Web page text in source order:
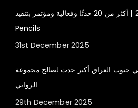
حصاد عام 2025 | أكثر من 20 حدثًا وفعالية ومؤتمر بتنفيذ
Pencils
31st December 2025
في جنوب العراق أكبر حدث لصالح مجموعة
الروابي
29th December 2025